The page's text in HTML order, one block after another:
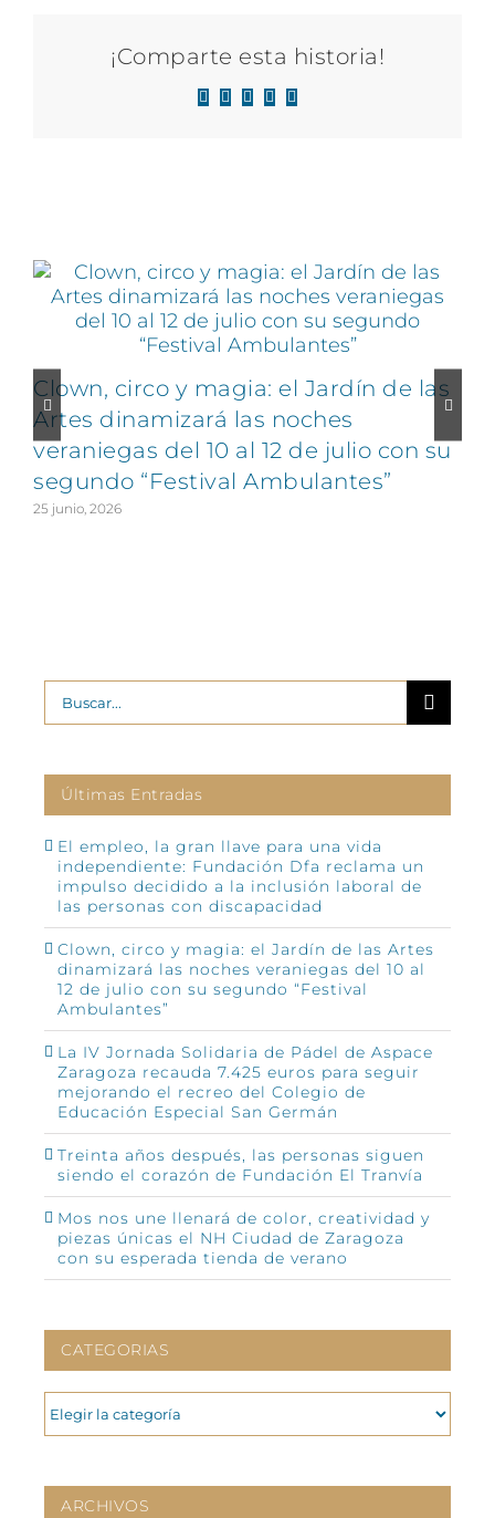
¡Comparte esta historia!
Facebook
X LinkedIn
WhatsApp
Correo
Clown, circo y magia: el Jardín de las
Artes dinamizará las noches
veraniegas del 10 al 12 de julio con su
segundo “Festival Ambulantes”
25 junio, 2026
Buscar:
Últimas Entradas
El empleo, la gran llave para una vida
independiente: Fundación Dfa reclama un
impulso decidido a la inclusión laboral de
las personas con discapacidad
Clown, circo y magia: el Jardín de las Artes
dinamizará las noches veraniegas del 10 al
12 de julio con su segundo “Festival
Ambulantes”
La IV Jornada Solidaria de Pádel de Aspace
Zaragoza recauda 7.425 euros para seguir
mejorando el recreo del Colegio de
Educación Especial San Germán
Treinta años después, las personas siguen
siendo el corazón de Fundación El Tranvía
Mos nos une llenará de color, creatividad y
piezas únicas el NH Ciudad de Zaragoza
con su esperada tienda de verano
CATEGORIAS
CATEGORIAS
ARCHIVOS